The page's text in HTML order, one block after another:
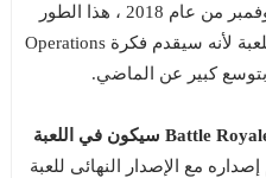
الممكن أن نراه فى أوائل أو أواخر نوفمبر من عام 2018 ، هذا الطور
كان يُعتبر أكثر الأطوار إنتظاراً فى اللعبة لأنه سيقدم فكرة Operations
كبير عن الماضي.
مع الإصدار النهائى للعبة